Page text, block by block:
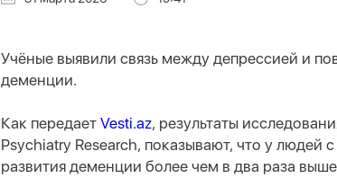
Учёные выявили связь между депрессией и
деменции.
Как передает Vesti.az, результаты
Psychiatry Research, показывают, что у людей
развития деменции более чем в два раза